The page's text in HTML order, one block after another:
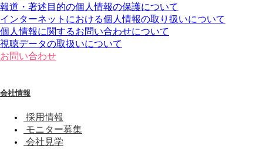
報道・著述目的の個人情報の保護について
インターネットにおける個人情報の取り扱いについて
個人情報に関するお問い合わせについて
視聴データの取扱いについて
お問い合わせ
会社情報
採用情報
モニター募集
会社見学